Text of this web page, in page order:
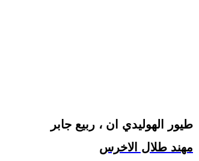
طيور الهوليدي ان ، ربيع جابر
مهند طلال الاخرس